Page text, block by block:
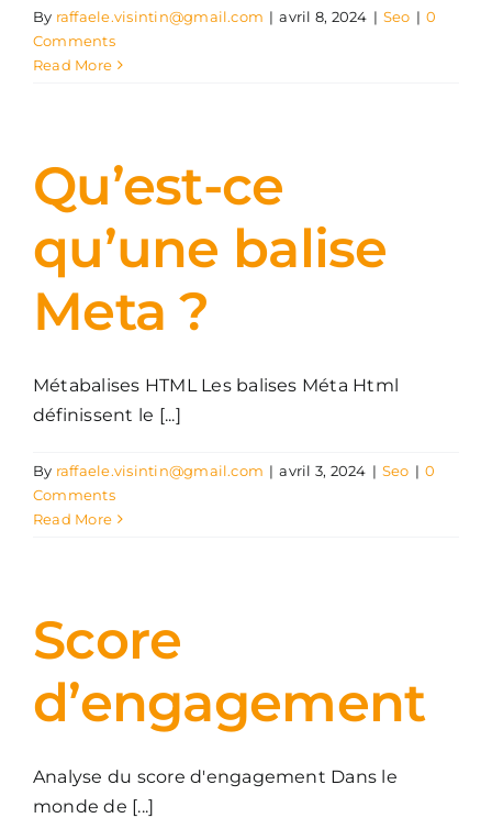
By raffaele.visintin@gmail.com | avril 8, 2024 | Seo | 0
Comments
Read More
Qu’est-ce
qu’une balise
Meta ?
Métabalises HTML Les balises Méta Html
définissent le [...]
By raffaele.visintin@gmail.com | avril 3, 2024 | Seo | 0
Comments
Read More
Score
d’engagement
Analyse du score d'engagement Dans le
monde de [...]